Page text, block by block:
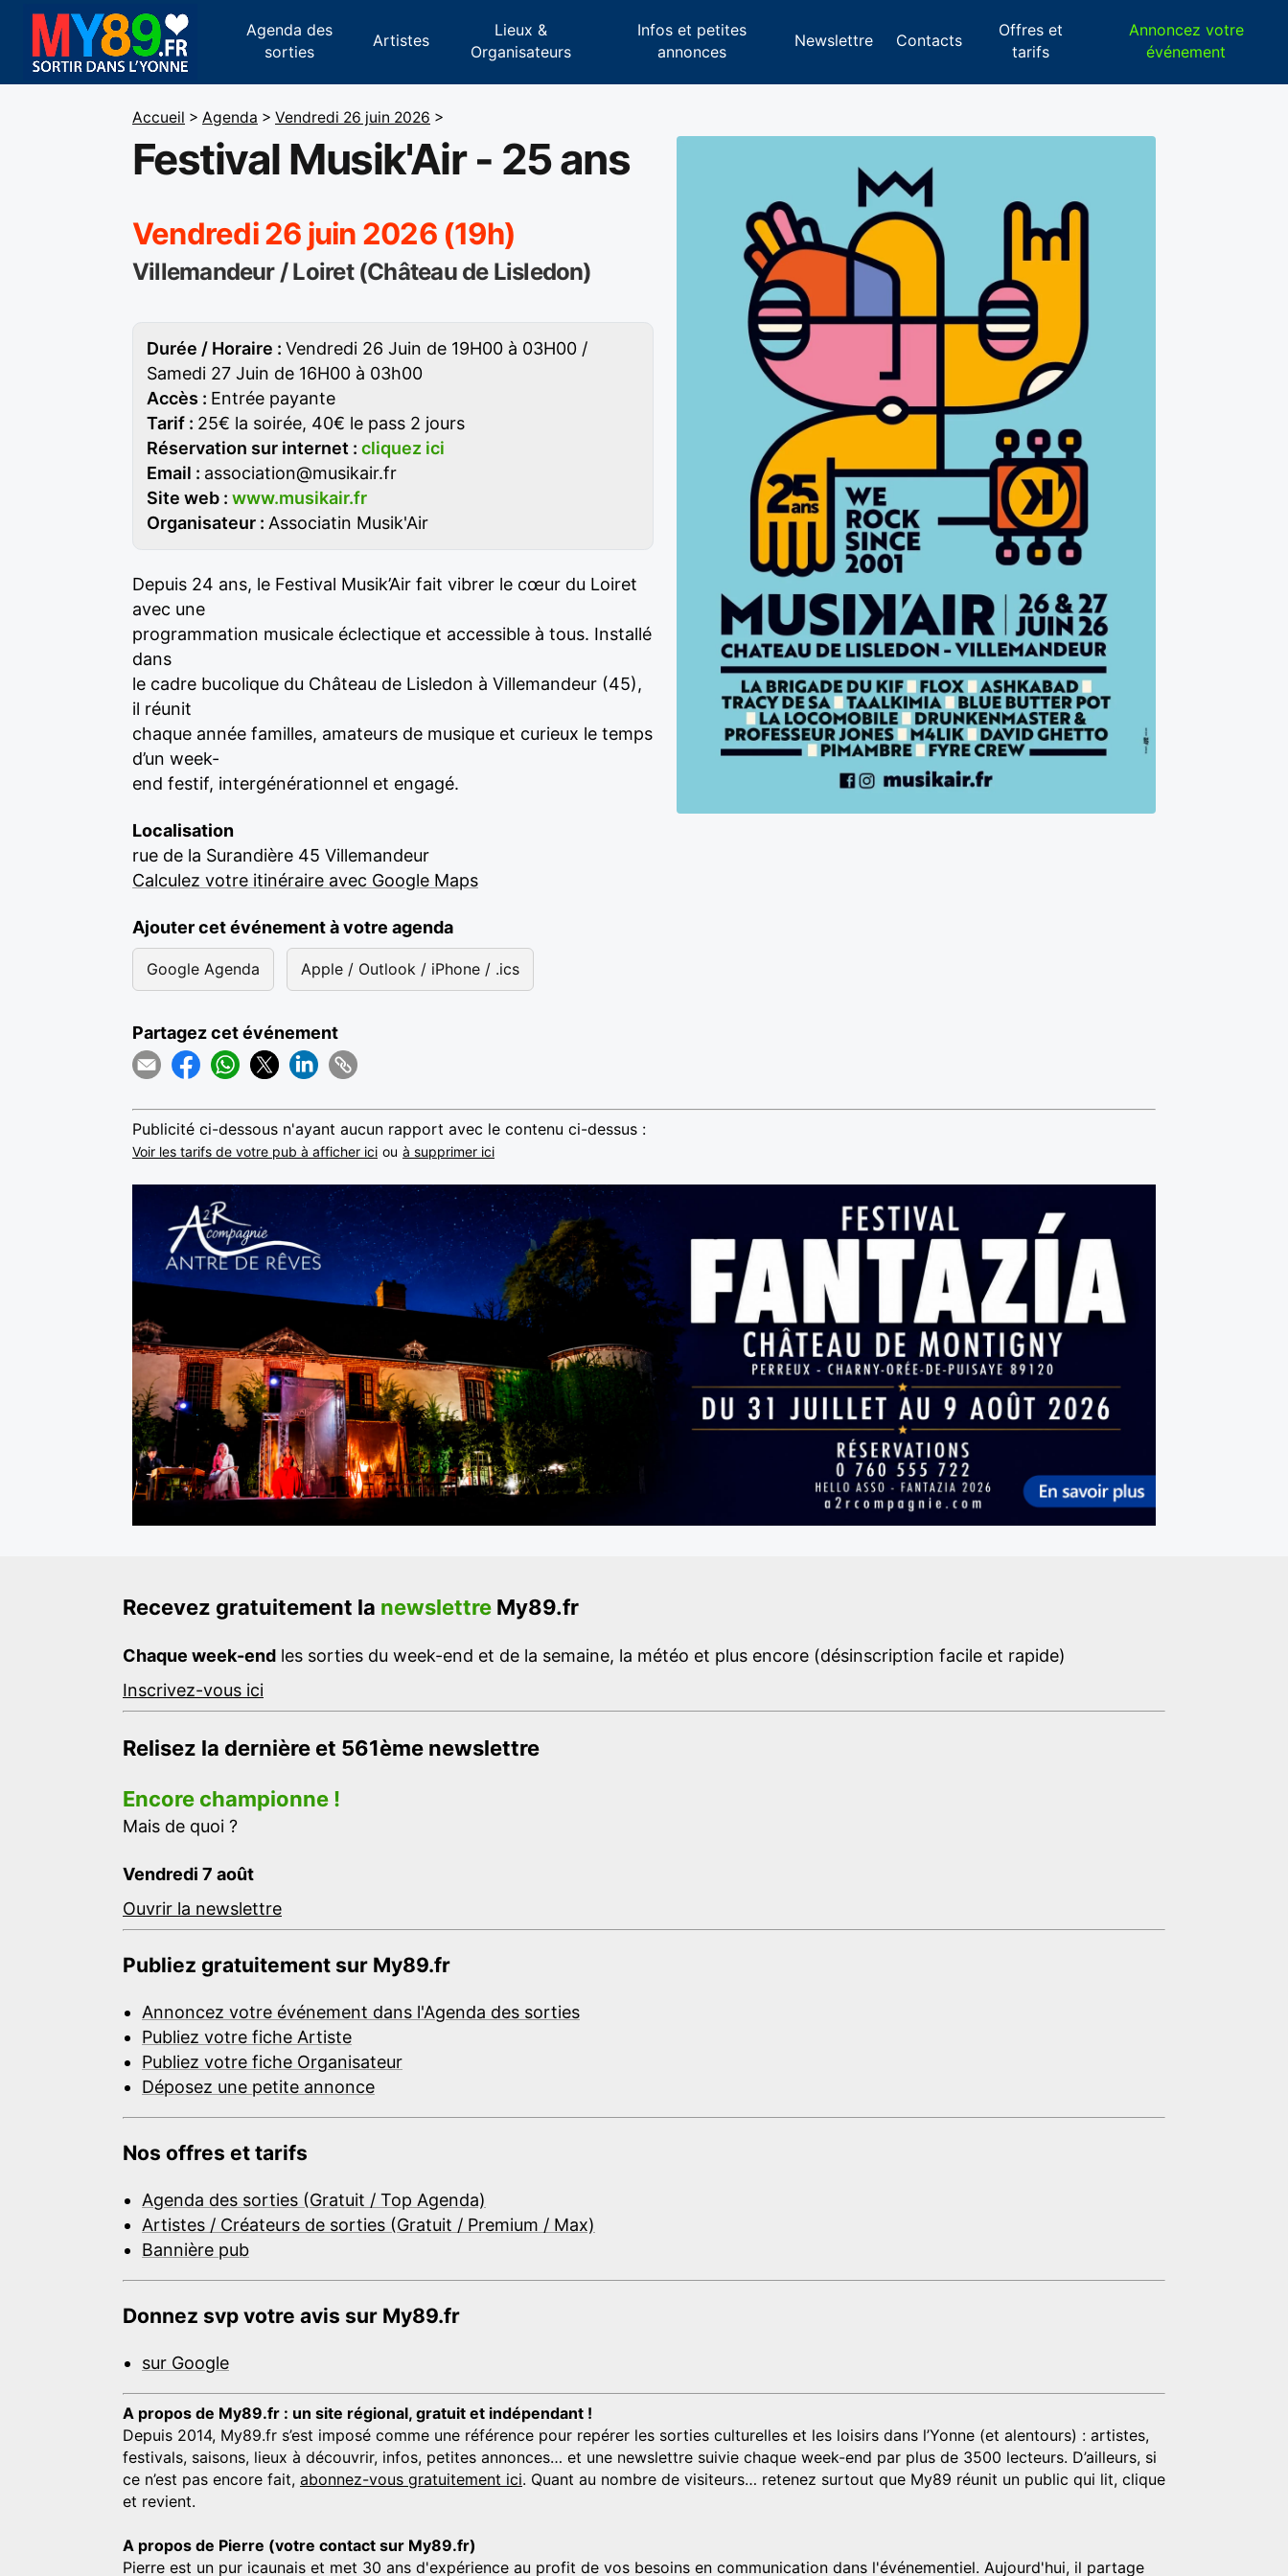
Agenda des
sorties
Artistes
Lieux &
Organisateurs
Infos et petites
annonces
Newslettre Contacts
Offres et
tarifs
Annoncez votre
événement
Accueil > Agenda > Vendredi 26 juin 2026 >
Festival Musik'Air - 25 ans
Vendredi 26 juin 2026 (19h)
Villemandeur / Loiret (Château de Lisledon)
Durée / Horaire : Vendredi 26 Juin de 19H00 à 03H00 /
Samedi 27 Juin de 16H00 à 03h00
Accès : Entrée payante
Tarif : 25€ la soirée, 40€ le pass 2 jours
Réservation sur internet : cliquez ici
Email : association@musikair.fr
Site web : www.musikair.fr
Organisateur : Associatin Musik'Air
Depuis 24 ans, le Festival Musik’Air fait vibrer le cœur du Loiret
avec une
programmation musicale éclectique et accessible à tous. Installé
dans
le cadre bucolique du Château de Lisledon à Villemandeur (45),
il réunit
chaque année familles, amateurs de musique et curieux le temps
d’un week-
end festif, intergénérationnel et engagé.
Localisation
rue de la Surandière 45 Villemandeur
Calculez votre itinéraire avec Google Maps
Ajouter cet événement à votre agenda
Google Agenda Apple / Outlook / iPhone / .ics
Partagez cet événement
Publicité ci-dessous n'ayant aucun rapport avec le contenu ci-dessus :
Voir les tarifs de votre pub à afficher ici ou à supprimer ici
Recevez gratuitement la newslettre My89.fr
Chaque week-end les sorties du week-end et de la semaine, la météo et plus encore (désinscription facile et rapide)
Inscrivez-vous ici
Relisez la dernière et 561ème newslettre
Encore championne !
Mais de quoi ?
Vendredi 7 août
Ouvrir la newslettre
Publiez gratuitement sur My89.fr
Annoncez votre événement dans l'Agenda des sorties
Publiez votre fiche Artiste
Publiez votre fiche Organisateur
Déposez une petite annonce
Nos offres et tarifs
Agenda des sorties (Gratuit / Top Agenda)
Artistes / Créateurs de sorties (Gratuit / Premium / Max)
Bannière pub
Donnez svp votre avis sur My89.fr
sur Google
A propos de My89.fr : un site régional, gratuit et indépendant !
Depuis 2014, My89.fr s’est imposé comme une référence pour repérer les sorties culturelles et les loisirs dans l’Yonne (et alentours) : artistes,
festivals, saisons, lieux à découvrir, infos, petites annonces… et une newslettre suivie chaque week-end par plus de 3500 lecteurs. D’ailleurs, si
ce n’est pas encore fait, abonnez-vous gratuitement ici. Quant au nombre de visiteurs… retenez surtout que My89 réunit un public qui lit, clique
et revient.
A propos de Pierre (votre contact sur My89.fr)
Pierre est un pur icaunais et met 30 ans d'expérience au profit de vos besoins en communication dans l'événementiel. Aujourd'hui, il partage